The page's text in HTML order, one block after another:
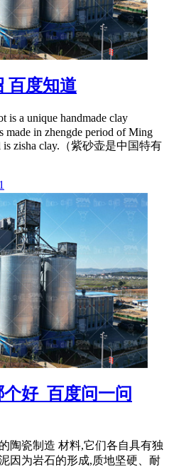
百度知道
a unique handmade clay
made in zhengde period of Ming
is zisha clay.（紫砂壶是中国特有
好_百度问一问
陶瓷制造 材料,它们各自具有独
因为岩石的形成,质地坚硬、耐